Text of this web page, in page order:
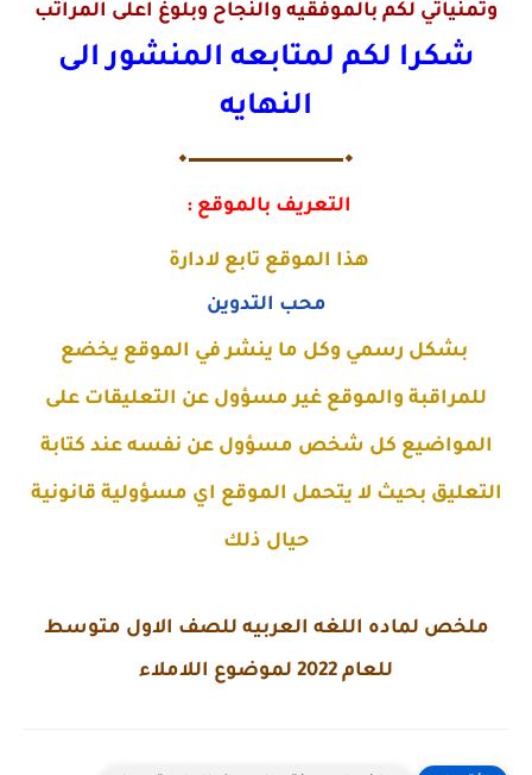
وتمنياتي لكم بالموفقيه والنجاح وبلوغ اعلى المراتب
شكرا لكم لمتابعه المنشور الى
النهايه
🔸▬▬▬▬▬▬▬▬▬▬▬▬▬🔸
التعريف بالموقع :
هذا الموقع تابع لادارة
محب التدوين
بشكل رسمي وكل ما ينشر في الموقع يخضع
للمراقبة والموقع غير مسؤول عن التعليقات على
المواضيع كل شخص مسؤول عن نفسه عند كتابة
التعليق بحيث لا يتحمل الموقع اي مسؤولية قانونية
حيال ذلك
ملخص لماده اللغه العربيه للصف الاول متوسط
للعام 2022 لموضوع اللاملاء